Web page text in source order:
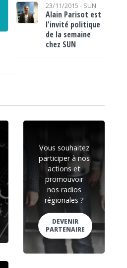
23/11/2015 - SUN
Alain Parisot est
l'invité politique
de la semaine
chez SUN
Vous souhaitez
participer à nos
actions et
promouvoir
nos radios
régionales ?
DEVENIR
PARTENAIRE